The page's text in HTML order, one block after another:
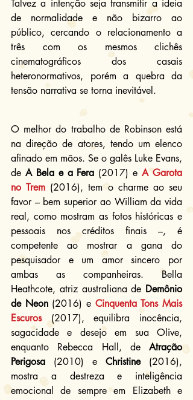
Talvez a intenção seja transmitir a ideia
de normalidade e não bizarro ao
público, cercando o relacionamento a
três com os mesmos clichês
cinematográficos dos casais
heteronormativos, porém a quebra da
tensão narrativa se torna inevitável.
O melhor do trabalho de Robinson está
na direção de atores, tendo um elenco
afinado em mãos. Se o galês Luke Evans,
de A Bela e a Fera (2017) e A Garota
no Trem (2016), tem o charme ao seu
favor – bem superior ao William da vida
real, como mostram as fotos históricas e
pessoais nos créditos finais –, é
competente ao mostrar a gana do
pesquisador e um amor sincero por
ambas as companheiras. Bella
Heathcote, atriz australiana de Demônio
de Neon (2016) e Cinquenta Tons Mais
Escuros (2017), equilibra inocência,
sagacidade e desejo em sua Olive,
enquanto Rebecca Hall, de Atração
Perigosa (2010) e Christine (2016),
mostra a destreza e inteligência
emocional de sempre em Elizabeth e